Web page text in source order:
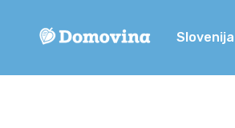
Slovenija